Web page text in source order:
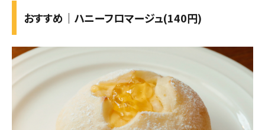
おすすめ｜ハニーフロマージュ(140円)